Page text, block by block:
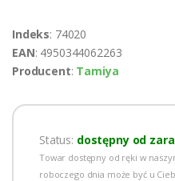
Indeks: 74020
EAN: 4950344062263
Producent: Tamiya
Status: dostępny od
Towar dostępny od ręki w
roboczego dnia może być u